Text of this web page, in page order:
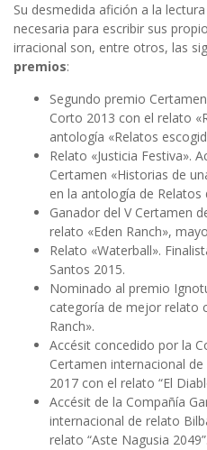
Su desmedida afición a la
necesaria para escribir sus
irracional son, entre otros, las
premios:
Segundo premio
Corto 2013 con el relato
antología «Relatos
Relato «Justicia Festiva».
Certamen «Historias de
en la antología de
Ganador del V Certamen
relato «Eden Ranch»,
Relato «Waterball».
Santos 2015.
Nominado al premio
categoría de mejor relato
Ranch».
Accésit concedido por la
Certamen internacional
2017 con el relato “El
Accésit de la Compañía
internacional de relato
relato “Aste Nagusia 2049”.